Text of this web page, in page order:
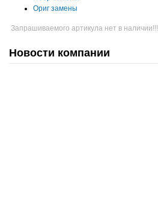
Ориг замены
Запрашиваемого артикула нет в наличии!!!
Новости компании